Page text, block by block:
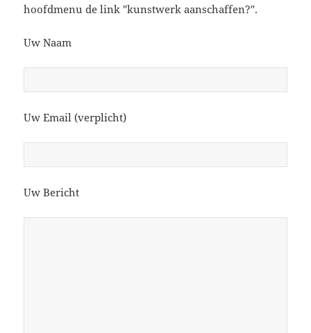
hoofdmenu de link "kunstwerk aanschaffen?".
Uw Naam
Uw Email (verplicht)
Uw Bericht